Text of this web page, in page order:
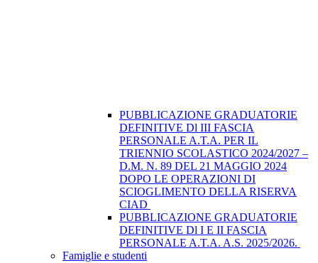
PUBBLICAZIONE GRADUATORIE
DEFINITIVE Dl III FASCIA
PERSONALE A.T.A. PER IL
TRIENNIO SCOLASTICO 2024/2027 –
D.M. N. 89 DEL 21 MAGGIO 2024
DOPO LE OPERAZIONI DI
SCIOGLIMENTO DELLA RISERVA
CIAD
PUBBLICAZIONE GRADUATORIE
DEFINITIVE Dl I E II FASCIA
PERSONALE A.T.A. A.S. 2025/2026.
Famiglie e studenti